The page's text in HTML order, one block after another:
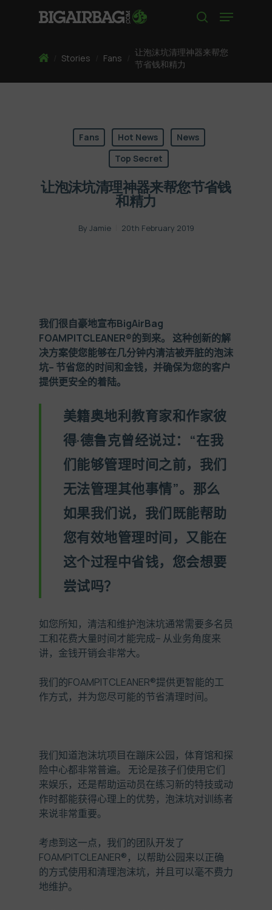
Menu
HomeStories Fans
让泡沫坑清理神器来帮您
节省钱和精力
Fans Hot News
News
Top Secret
让泡沫坑清理神器来帮您节省钱
和精力
By Jamie 20th February 2019
我们很自豪地宣布BigAirBag
FOAMPITCLEANER®的到来。 这种创新的解
决方案使您能够在几分钟内清洁被弄脏的泡沫
坑– 节省您的时间和金钱，并确保为您的客户
提供更安全的着陆。
美籍奥地利教育家和作家彼
得·德鲁克曾经说过：“在我
们能够管理时间之前，我们
无法管理其他事情”。那么
如果我们说，我们既能帮助
您有效地管理时间，又能在
这个过程中省钱，您会想要
尝试吗？
如您所知，清洁和维护泡沫坑通常需要多名员
工和花费大量时间才能完成– 从业务角度来
讲，金钱开销会非常大。
我们的FOAMPITCLEANER®提供更智能的工
作方式，并为您尽可能的节省清理时间。
我们知道泡沫坑项目在蹦床公园，体育馆和探
险中心都非常普遍。 无论是孩子们使用它们
来娱乐，还是帮助运动员在练习新的特技或动
作时都能获得心理上的优势，泡沫坑对训练者
来说非常重要。
考虑到这一点，我们的团队开发了
FOAMPITCLEANER®，以帮助公园来以正确
的方式使用和清理泡沫坑，并且可以毫不费力
地维护。